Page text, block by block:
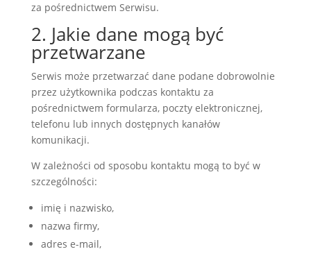
za pośrednictwem Serwisu.
2. Jakie dane mogą być
przetwarzane
Serwis może przetwarzać dane podane dobrowolnie
przez użytkownika podczas kontaktu za
pośrednictwem formularza, poczty elektronicznej,
telefonu lub innych dostępnych kanałów
komunikacji.
W zależności od sposobu kontaktu mogą to być w
szczególności:
imię i nazwisko,
nazwa firmy,
adres e-mail,